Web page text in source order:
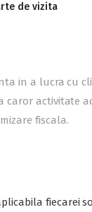
de vizita
in a lucra
activitate
fiscala.
fiecarei